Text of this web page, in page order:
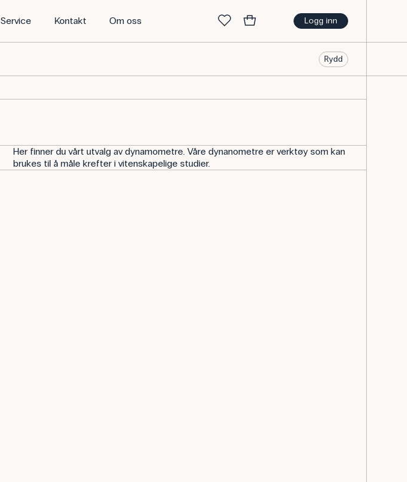
Logg inn
Service Kontakt Om oss
Rydd
Her finner du vårt utvalg av dynamometre. Våre dynanometre er verktøy som kan
brukes til å måle krefter i vitenskapelige studier.